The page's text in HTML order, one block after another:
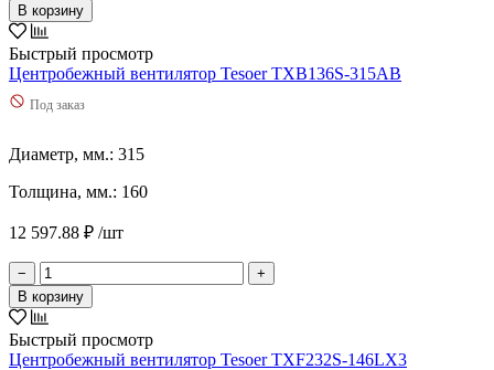
В корзину
Быстрый просмотр
Центробежный вентилятор Tesoer TXB136S-315AB
Под заказ
Диаметр, мм.: 315
Толщина, мм.: 160
12 597.88 ₽ /шт
−
+
В корзину
Быстрый просмотр
Центробежный вентилятор Tesoer TXF232S-146LX3